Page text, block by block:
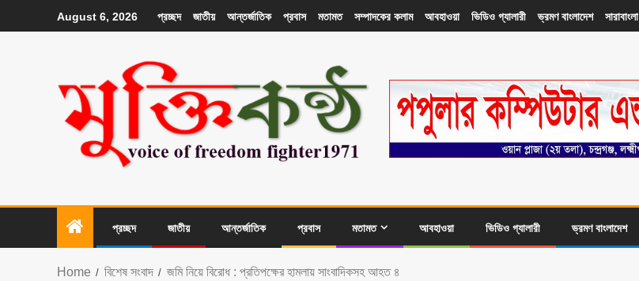
August 6, 2026 প্রচ্ছদ জাতীয় আন্তর্জাতিক প্রবাস মতামত সম্পাদকের কলাম আবহাওয়া ভিডিও গ্যালারী ভ্রমণ বাংলাদেশ সারাবাংলা
প্রচ্ছদ জাতীয় আন্তর্জাতিক প্রবাস মতামত আবহাওয়া ভিডিও গ্যালারী ভ্রমণ বাংলাদেশ
Home বিশেষ সংবাদ জমি নিয়ে বিরোধ : প্রতিপক্ষের হামলায় সাংবাদিকসহ আহত ৪